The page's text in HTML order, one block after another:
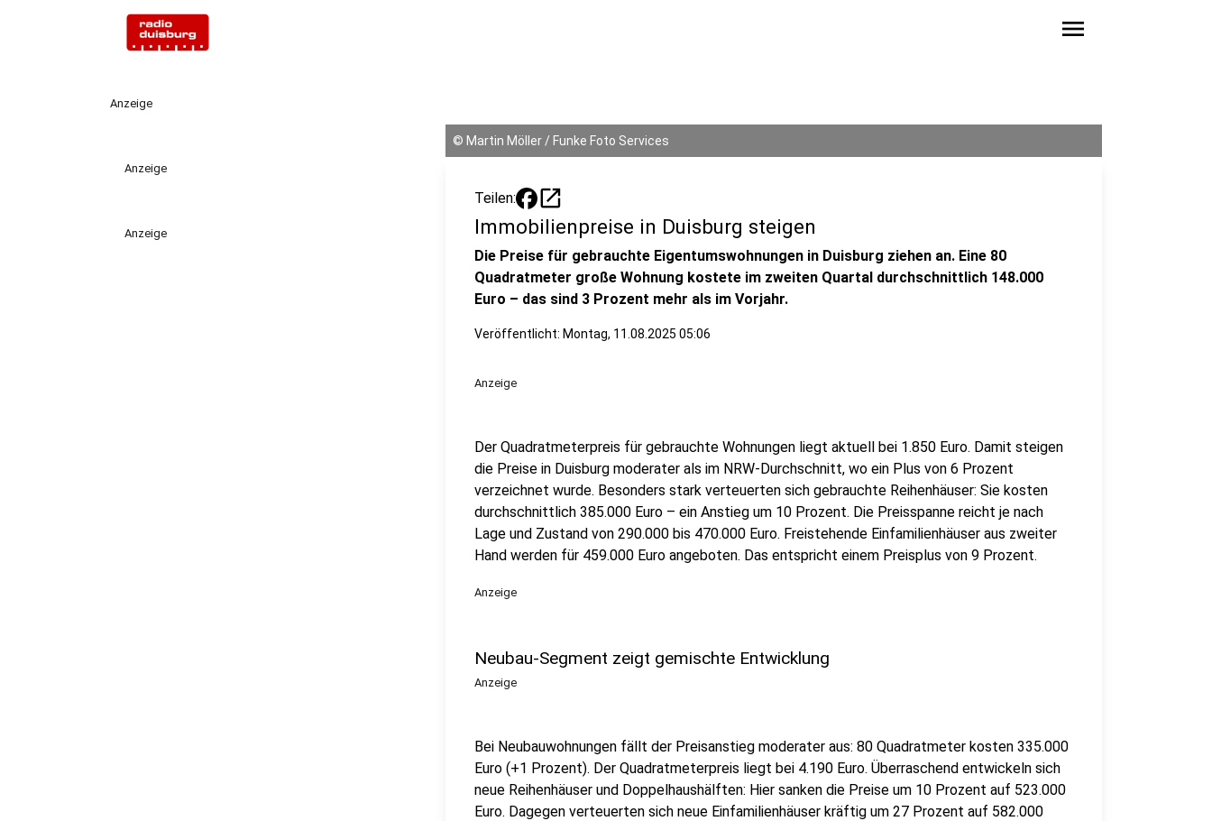
menu
Anzeige
Anzeige
Anzeige
© Martin Möller / Funke Foto Services
Teilen: open_in_new
Immobilienpreise in Duisburg steigen
Die Preise für gebrauchte Eigentumswohnungen in Duisburg ziehen an. Eine 80
Quadratmeter große Wohnung kostete im zweiten Quartal durchschnittlich 148.000
Euro – das sind 3 Prozent mehr als im Vorjahr.
Veröffentlicht: Montag, 11.08.2025 05:06
Anzeige
Der Quadratmeterpreis für gebrauchte Wohnungen liegt aktuell bei 1.850 Euro. Damit steigen
die Preise in Duisburg moderater als im NRW-Durchschnitt, wo ein Plus von 6 Prozent
verzeichnet wurde. Besonders stark verteuerten sich gebrauchte Reihenhäuser: Sie kosten
durchschnittlich 385.000 Euro – ein Anstieg um 10 Prozent. Die Preisspanne reicht je nach
Lage und Zustand von 290.000 bis 470.000 Euro. Freistehende Einfamilienhäuser aus zweiter
Hand werden für 459.000 Euro angeboten. Das entspricht einem Preisplus von 9 Prozent.
Anzeige
Neubau-Segment zeigt gemischte Entwicklung
Anzeige
Bei Neubauwohnungen fällt der Preisanstieg moderater aus: 80 Quadratmeter kosten 335.000
Euro (+1 Prozent). Der Quadratmeterpreis liegt bei 4.190 Euro. Überraschend entwickeln sich
neue Reihenhäuser und Doppelhaushälften: Hier sanken die Preise um 10 Prozent auf 523.000
Euro. Dagegen verteuerten sich neue Einfamilienhäuser kräftig um 27 Prozent auf 582.000